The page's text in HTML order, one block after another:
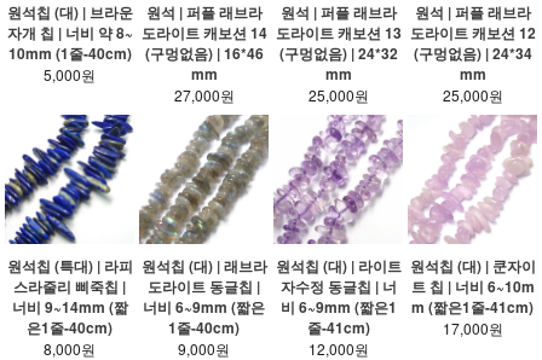
원석칩 (대) | 브라운
자개 칩 | 너비 약 8~
10mm (1줄-40cm)
5,000원
원석 | 퍼플 래브라
도라이트 캐보션 14
(구멍없음) | 16*46
mm
27,000원
원석 | 퍼플 래브라
도라이트 캐보션 13
(구멍없음) | 24*32
mm
25,000원
원석 | 퍼플 래브라
도라이트 캐보션 12
(구멍없음) | 24*34
mm
25,000원
원석칩 (특대) | 라피
스라줄리 삐죽칩 |
너비 9~14mm (짧
은1줄-40cm)
8,000원
원석칩 (대) | 래브라
도라이트 동글칩 |
너비 6~9mm (짧은
1줄-40cm)
9,000원
원석칩 (대) | 라이트
자수정 동글칩 | 너
비 6~9mm (짧은1
줄-41cm)
12,000원
원석칩 (대) | 쿤자이
트 칩 | 너비 6~10m
m (짧은1줄-41cm)
17,000원